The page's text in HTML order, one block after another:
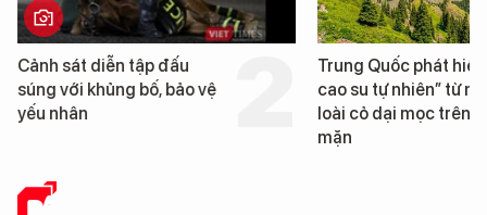
sát diễn tập đấu
khủng bố, bảo vệ
Trung Quốc phát hiện “mỏ
cao su tự nhiên” từ một
loài cỏ dại mọc trên đất